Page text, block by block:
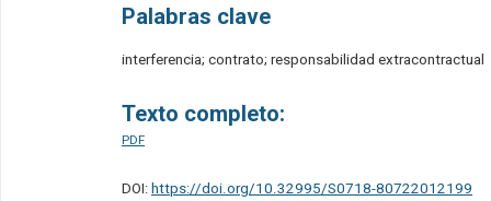
Palabras clave
interferencia; contrato; responsabilidad extracontractual
Texto completo:
PDF
DOI: https://doi.org/10.32995/S0718-80722012199